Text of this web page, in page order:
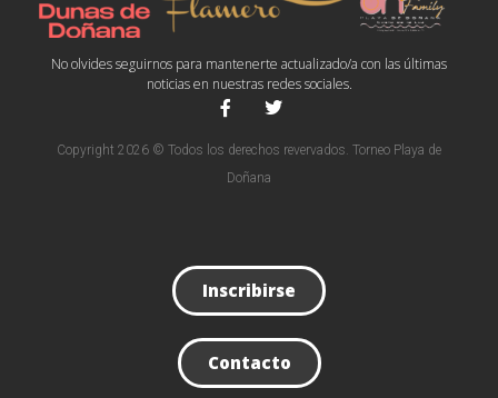
No olvides seguirnos para mantenerte actualizado/a con las últimas
noticias en nuestras redes sociales.
Copyright 2026 © Todos los derechos revervados. Torneo Playa de
Doñana
Inscribirse
Contacto